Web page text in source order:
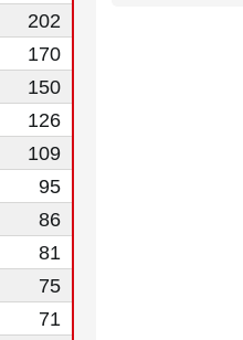
202
170
150
126
109
95
86
81
75
71